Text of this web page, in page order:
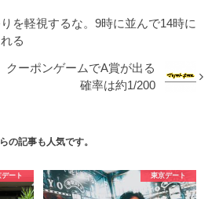
を軽視するな。9時に並んで14時に
る
クーポンゲームでA賞が出る
確率は約1/200
の記事も人気です。
デート 東京デート